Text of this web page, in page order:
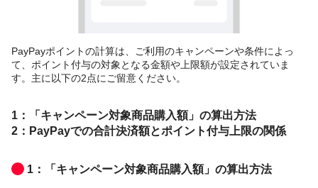
PayPayポイントの計算は、ご利用のキャンペーンや条件によっ
て、ポイント付与の対象となる金額や上限額が設定されていま
す。主に以下の2点にご留意ください。
1：「キャンペーン対象商品購入額」の算出方法
2：PayPayでの合計決済額とポイント付与上限の関係
1：「キャンペーン対象商品購入額」の算出方法